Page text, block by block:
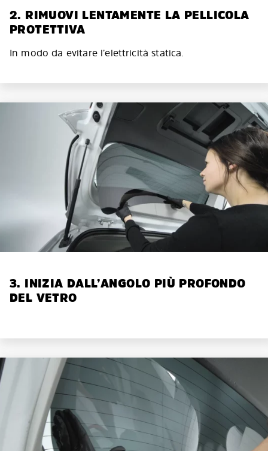
2. RIMUOVI LENTAMENTE LA PELLICOLA
PROTETTIVA
In modo da evitare l’elettricità statica.
3. INIZIA DALL’ANGOLO PIÙ PROFONDO
DEL VETRO